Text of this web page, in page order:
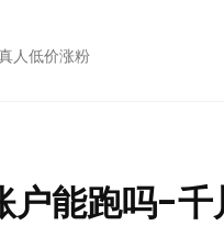
人低价涨粉
户能跑吗-千